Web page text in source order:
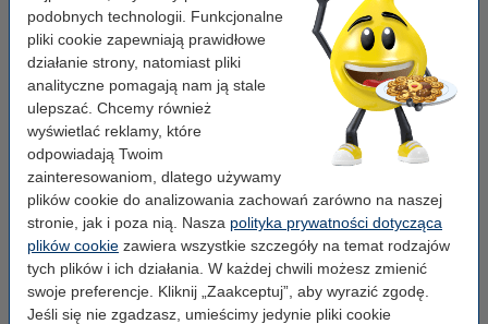
podobnych technologii. Funkcjonalne
pliki cookie zapewniają prawidłowe
działanie strony, natomiast pliki
analityczne pomagają nam ją stale
ulepszać. Chcemy również
wyświetlać reklamy, które
odpowiadają Twoim
zainteresowaniom, dlatego używamy
plików cookie do analizowania zachowań zarówno na naszej
stronie, jak i poza nią. Nasza polityka prywatności dotycząca
plików cookie zawiera wszystkie szczegóły na temat rodzajów
tych plików i ich działania. W każdej chwili możesz zmienić
swoje preferencje. Kliknij „Zaakceptuj”, aby wyrazić zgodę.
Jeśli się nie zgadzasz, umieścimy jedynie pliki cookie
Numer artykułu: 029992
Numer: TN2000
Wskazówka: zamów papier
Papier ksero A4 80 g/m2 (500 szt.), 123drukuj
23,00 zł
Zamów bęben
123drukuj zamiennik Brother DR-2000 bęben
światłoczuły / drum
129,00 zł